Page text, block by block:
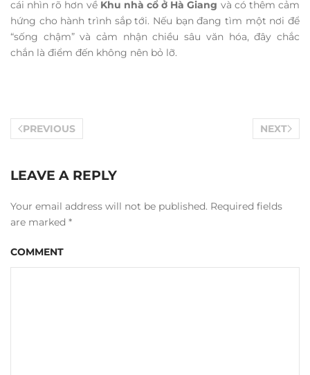
cái nhìn rõ hơn về Khu nhà cổ ở Hà Giang và có thêm cảm
hứng cho hành trình sắp tới. Nếu bạn đang tìm một nơi để
“sống chậm” và cảm nhận chiều sâu văn hóa, đây chắc
chắn là điểm đến không nên bỏ lỡ.
PREVIOUS NEXT
LEAVE A REPLY
Your email address will not be published. Required fields
are marked *
COMMENT